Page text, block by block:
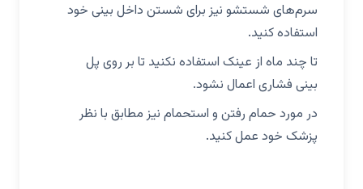
سرم‌های شستشو نیز برای شستن داخل بینی خود
استفاده کنید.
تا چند ماه از عینک استفاده نکنید تا بر روی پل
بینی فشاری اعمال نشود.
در مورد حمام رفتن و استحمام نیز مطابق با نظر
پزشک خود عمل کنید.